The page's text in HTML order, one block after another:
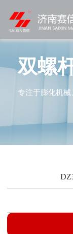
例
服
闻
联
双螺
专注于膨化机